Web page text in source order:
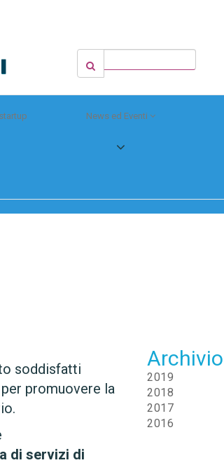
News ed Eventi
soddisfatti
promuovere la
di servizi di
Archivio
2019
2018
2017
2016